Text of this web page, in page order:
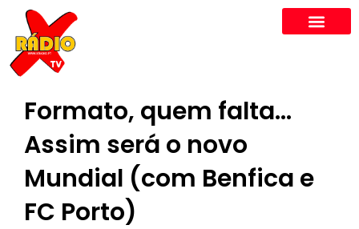
content
Formato, quem falta…
Assim será o novo
Mundial (com Benfica e
FC Porto)